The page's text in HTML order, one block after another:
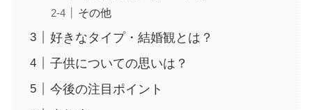
その他
好きなタイプ・結婚観とは？
子供についての思いは？
今後の注目ポイント